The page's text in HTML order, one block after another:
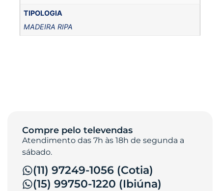
TIPOLOGIA
MADEIRA RIPA
Compre pelo televendas
Atendimento das 7h às 18h de segunda a
sábado.
(11) 97249-1056 (Cotia)
(15) 99750-1220 (Ibiúna)